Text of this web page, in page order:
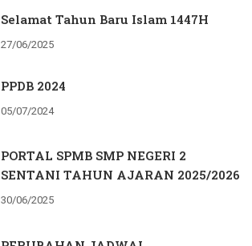
Selamat Tahun Baru Islam 1447H
27/06/2025
PPDB 2024
05/07/2024
PORTAL SPMB SMP NEGERI 2
SENTANI TAHUN AJARAN 2025/2026
30/06/2025